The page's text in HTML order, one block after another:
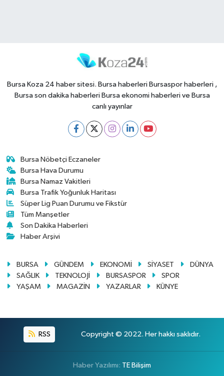
Bursa Koza 24 haber sitesi. Bursa haberleri Bursaspor haberleri ,
Bursa son dakika haberleri Bursa ekonomi haberleri ve Bursa
canlı yayınlar
Bursa Nöbetçi Eczaneler
Bursa Hava Durumu
Bursa Namaz Vakitleri
Bursa Trafik Yoğunluk Haritası
Süper Lig Puan Durumu ve Fikstür
Tüm Manşetler
Son Dakika Haberleri
Haber Arşivi
BURSA GÜNDEM EKONOMİ SİYASET
DÜNYA
SAĞLIK
TEKNOLOJİ BURSASPOR
SPOR
YAŞAM
MAGAZİN YAZARLAR KÜNYE
RSS Copyright © 2022. Her hakkı saklıdır.
Haber Yazılımı: TE Bilişim